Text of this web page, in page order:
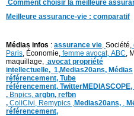
Comment choisir la meilleure
Meilleure assurance-vie : comparatif
Médias infos : assurance vie, Société,
Paris, Économie, femme avocat, ABC,
maquillage, avocat propriété
intellectuelle, 1,Medias20ans, Médias
référencement, Tube
référencement, TwitterMEDIASCOPE,
, Bnpics, argbn, refbn
, ColiCIvi, Remypics ,Medias20ans, ,
référencement,